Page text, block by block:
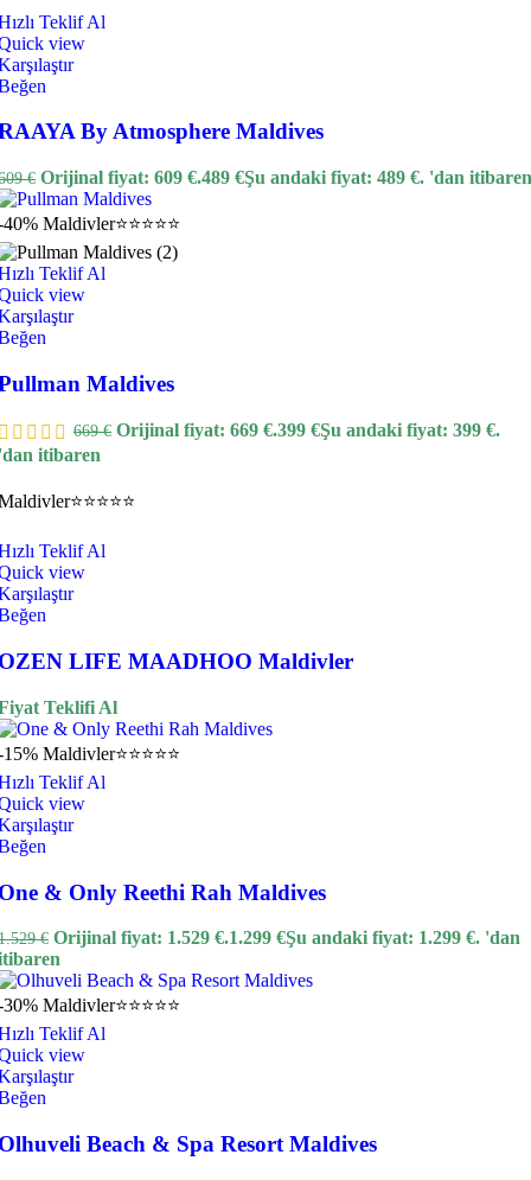
Teklif Al
view
By Atmosphere Maldives
€ Orijinal fiyat: 609 €.489 €Şu andaki fiyat: 489 €. 'dan itibaren
40% Maldivler⭐⭐⭐⭐⭐
Teklif Al
view
Maldives
669€ Orijinal fiyat: 669 €.399 €Şu andaki fiyat: 399 €.
itibaren
⭐⭐⭐⭐⭐
Teklif Al
view
LIFE MAADHOO Maldivler
Teklifi Al
15% Maldivler⭐⭐⭐⭐⭐
Teklif Al
view
& Only Reethi Rah Maldives
€ Orijinal fiyat: 1.529 €.1.299 €Şu andaki fiyat: 1.299 €. 'dan
30% Maldivler⭐⭐⭐⭐⭐
Teklif Al
view
Beach & Spa Resort Maldives